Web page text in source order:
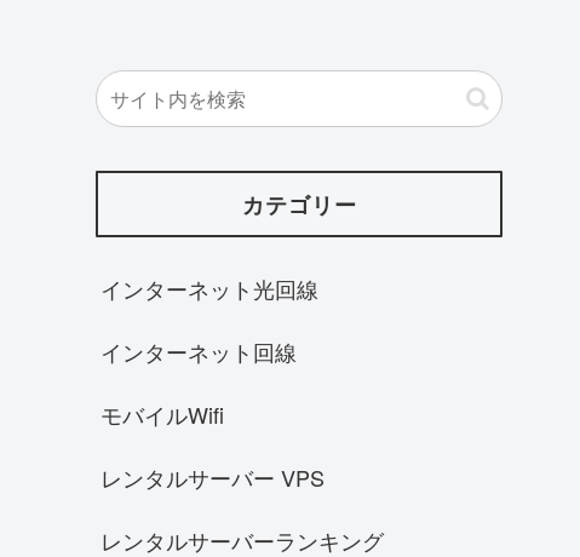
カテゴリー
インターネット光回線
インターネット回線
モバイルWifi
レンタルサーバー VPS
レンタルサーバーランキング